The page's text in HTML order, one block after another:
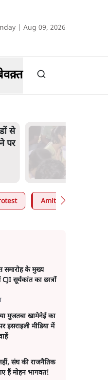
| Aug 09, 2026
से
पर
Amit Shah
समारोह के मुख्य
सूर्यकांत का छात्रों
मुजतबा खामेनेई का
इसराइली मीडिया में
संघ की राजनैतिक
हैं मोहन भागवत!